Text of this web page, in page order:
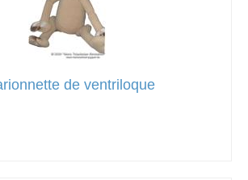
de ventriloque